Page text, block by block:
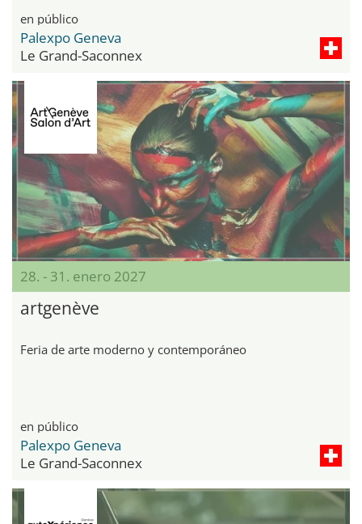
en público
Palexpo Geneva
Le Grand-Saconnex
28. - 31. enero 2027
artgenève
Feria de arte moderno y contemporáneo
en público
Palexpo Geneva
Le Grand-Saconnex